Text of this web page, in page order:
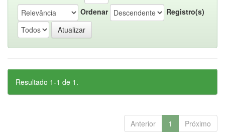
Ordenar
Registro(s)
Resultado 1-1 de 1.
Anterior 1 Próximo